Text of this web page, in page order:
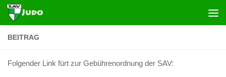
Zum Inhalt springen
BEITRAG
Folgender Link fürt zur Gebührenordnung der SAV: